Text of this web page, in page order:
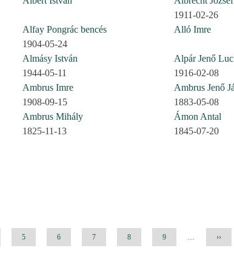
1911-02-26
Alfay Pongrác bencés
1904-05-24
Alló Imre
Almásy István
1944-05-11
Alpár Jenő
1916-02-08
Ambrus Imre
1908-09-15
Ambrus Jenő
1883-05-08
Ambrus Mihály
1825-11-13
Ámon Antal
1845-07-20
Oldal
5 Oldal
6 Oldal
7 Oldal
8 Oldal
9 …
oldal
››